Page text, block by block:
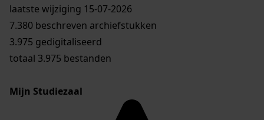
laatste wijziging 15-07-2026
7.380 beschreven archiefstukken
3.975 gedigitaliseerd
totaal 3.975 bestanden
Mijn Studiezaal